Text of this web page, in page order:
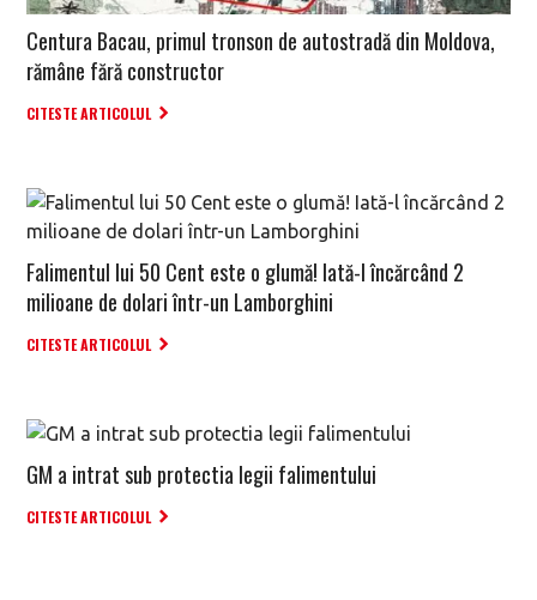
Centura Bacau, primul tronson de autostradă din Moldova,
rămâne fără constructor
CITESTE ARTICOLUL
Falimentul lui 50 Cent este o glumă! Iată-l încărcând 2
milioane de dolari într-un Lamborghini
CITESTE ARTICOLUL
GM a intrat sub protectia legii falimentului
CITESTE ARTICOLUL